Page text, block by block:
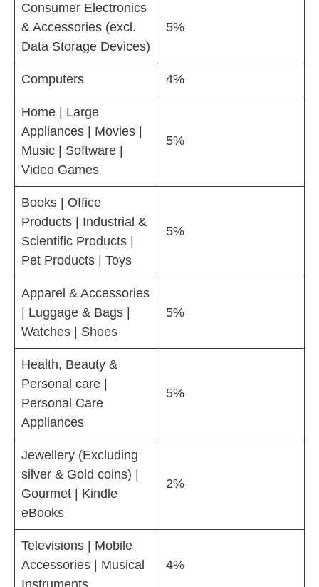
Consumer Electronics
& Accessories (excl.
Data Storage Devices)
5%
Computers 4%
Home | Large
Appliances | Movies |
Music | Software |
Video Games
5%
Books | Office
Products | Industrial &
Scientific Products |
Pet Products | Toys
5%
Apparel & Accessories
| Luggage & Bags |
Watches | Shoes
5%
Health, Beauty &
Personal care |
Personal Care
Appliances
5%
Jewellery (Excluding
silver & Gold coins) |
Gourmet | Kindle
eBooks
2%
Televisions | Mobile
Accessories | Musical
4%